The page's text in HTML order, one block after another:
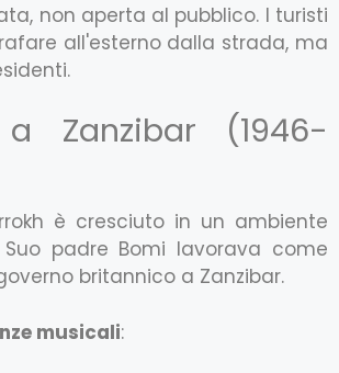
non aperta al pubblico. I turisti
all'esterno dalla strada, ma
Zanzibar (1946-
è cresciuto in un ambiente
padre Bomi lavorava come
britannico a Zanzibar.
musicali: